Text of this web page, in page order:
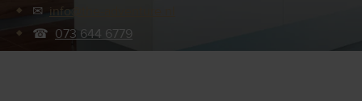
✉︎
info@the-adventure.nl
☎︎ 073 644 6779